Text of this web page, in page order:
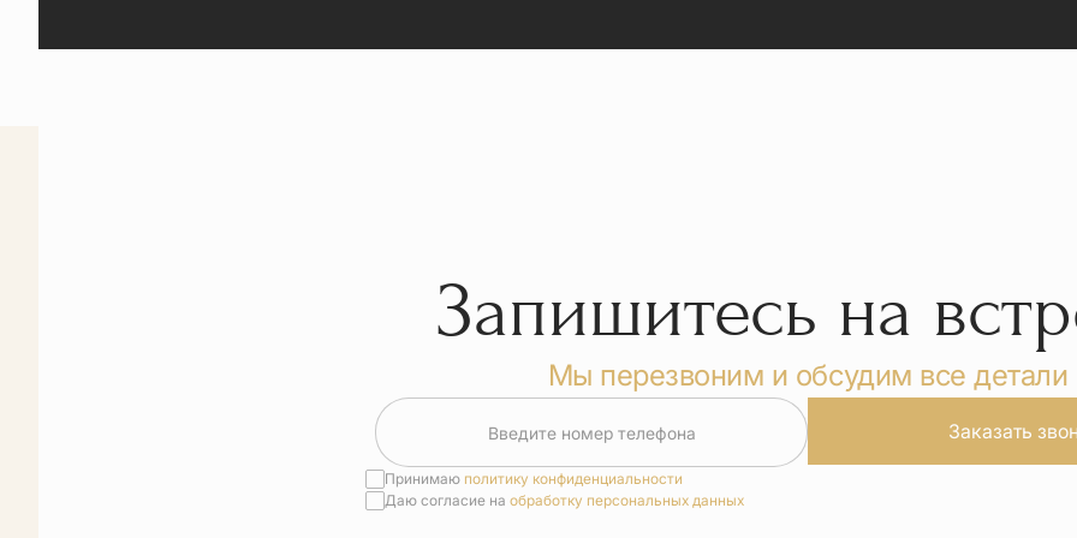
Запишитесь на
Мы перезвоним и обсудим все детали
Введите номер телефона Заказать
Принимаю политику конфиденциальности
Даю согласие на обработку персональных данных